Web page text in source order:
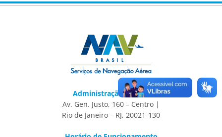
Administração Central
Av. Gen. Justo, 160 – Centro |
Rio de Janeiro – RJ, 20021-130